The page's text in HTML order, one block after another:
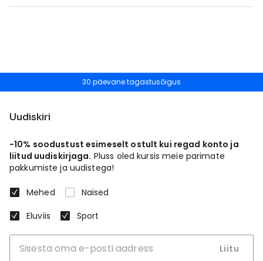
30 päevane tagastusõigus
Uudiskiri
-10% soodustust esimeselt ostult kui regad konto ja
liitud uudiskirjaga. Pluss oled kursis meie parimate
pakkumiste ja uudistega!
Mehed
Naised
Eluviis
Sport
Liitu